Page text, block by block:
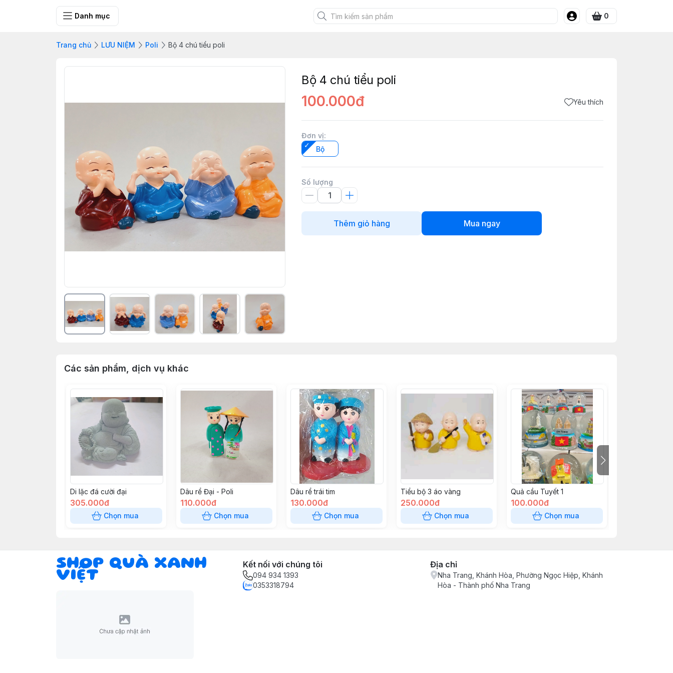
Danh mục 0
Trang chủ LƯU NIỆM Poli Bộ 4 chú tiểu poli
Bộ 4 chú tiểu poli
100.000đ Yêu thích
Đơn vị:
Bộ
Số lượng
Thêm giỏ hàng Mua ngay
Các sản phẩm, dịch vụ khác
Di lặc đá cười đại
305.000đ
Chọn mua
Dâu rể Đại - Poli
110.000đ
Chọn mua
Dâu rể trái tim
130.000đ
Chọn mua
Tiểu bộ 3 áo vàng
250.000đ
Chọn mua
Quả cầu Tuyết 1
100.000đ
Chọn mua
SHOP QUÀ XANH
VIỆT
Kết nối với chúng tôi
094 934 1393
0353318794
Địa chỉ
Nha Trang, Khánh Hòa, Phường Ngọc Hiệp, Khánh
Hòa - Thành phố Nha Trang